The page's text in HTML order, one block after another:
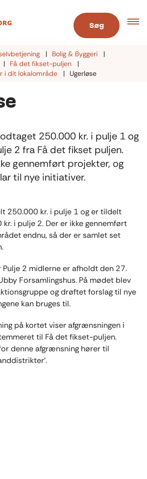
Søg
Bolig & Byggeri
Få det fikset-puljen
i dit lokalområde
Ugerløse
250.000 kr. i pulje 1 og
2 fra Få det fikset puljen.
gennemført projekter, og
til nye initiativer.
250.000 kr. i pulje 1 og er tildelt
i pulje 2. Der er ikke gennemført
endnu, så der er samlet set
2 midlerne er afholdt den 27.
Forsamlingshus. På mødet blev
og drøftet forslag til nye
kan bruges til.
på kortet viser afgrænsningen i
til Få det fikset-puljen.
denne afgrænsning hører til